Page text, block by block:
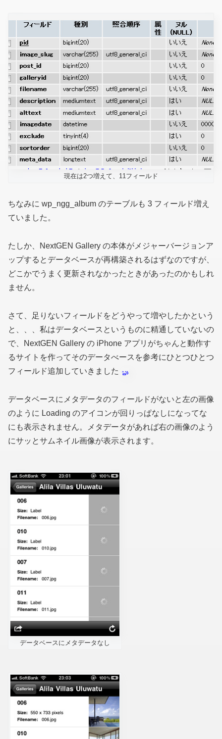
現在は2つ増えて、11フィールド
ちなみに wp_ngg_album のテーブルも 3 フィールド増え
ていました。
たしか、NextGEN Gallery の本体がメジャーバージョンア
ップするとデータベースが再構築されるはずなのですが、
どこかでうまく更新されなかったときがあったのかもしれ
ません。
さて、足りないフィールドをどうやって増やしたかという
と、、、私はデータベースというものに精通していないの
で、NextGEN Gallery の iPhone アプリがちゃんと動作す
るサイトを作ってそのデータべースを参考にひとつひとつ
フィールド追加していきました
データベースにメタデータのフィールドがないと左の画像
のように Loading のアイコンが回りっぱなしになってな
にも表示されません。メタデータがあれば右の画像のよう
にサッとサムネイル画像が表示されます。
データベースにメタデータなし